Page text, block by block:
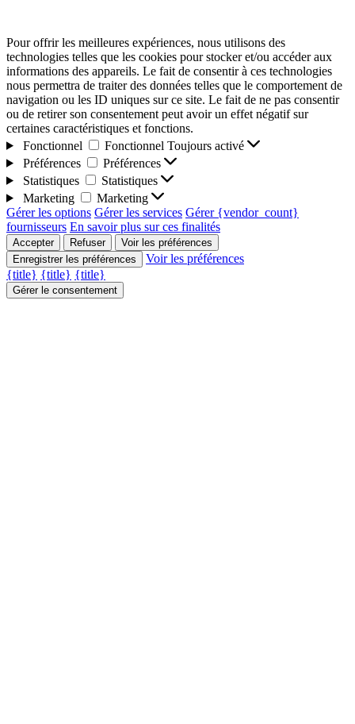
Pour offrir les meilleures expériences, nous utilisons des
technologies telles que les cookies pour stocker et/ou accéder aux
informations des appareils. Le fait de consentir à ces technologies
nous permettra de traiter des données telles que le comportement de
navigation ou les ID uniques sur ce site. Le fait de ne pas consentir
ou de retirer son consentement peut avoir un effet négatif sur
certaines caractéristiques et fonctions.
Fonctionnel
Fonctionnel Toujours activé
Préférences
Préférences
Statistiques
Statistiques
Marketing
Marketing
Gérer les options Gérer les services Gérer {vendor_count}
fournisseurs En savoir plus sur ces finalités
Accepter Refuser
Voir les préférences
Enregistrer les préférences
Voir les préférences
{title} {title} {title}
Gérer le consentement